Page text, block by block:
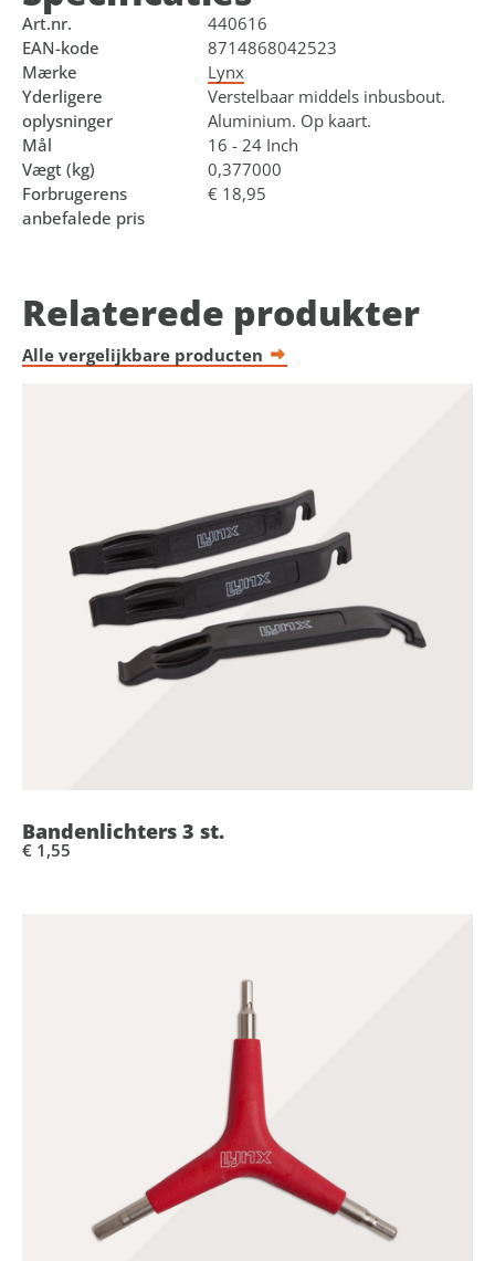
Art.nr.
440616
EAN-kode
8714868042523
Mærke
Lynx
Yderligere
oplysninger
Verstelbaar middels inbusbout.
Aluminium. Op kaart.
Mål
16 - 24 Inch
Vægt (kg)
0,377000
Forbrugerens
anbefalede pris
€ 18,95
Relaterede produkter
Alle vergelijkbare producten
Bandenlichters 3 st.
€ 1,55